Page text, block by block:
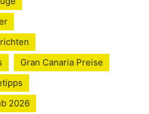
Gran Canaria Preise
2026